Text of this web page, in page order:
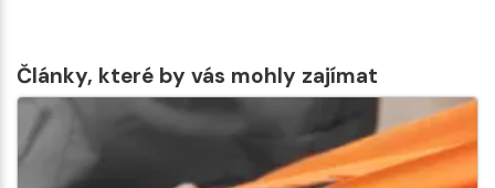
Články, které by vás mohly zajímat